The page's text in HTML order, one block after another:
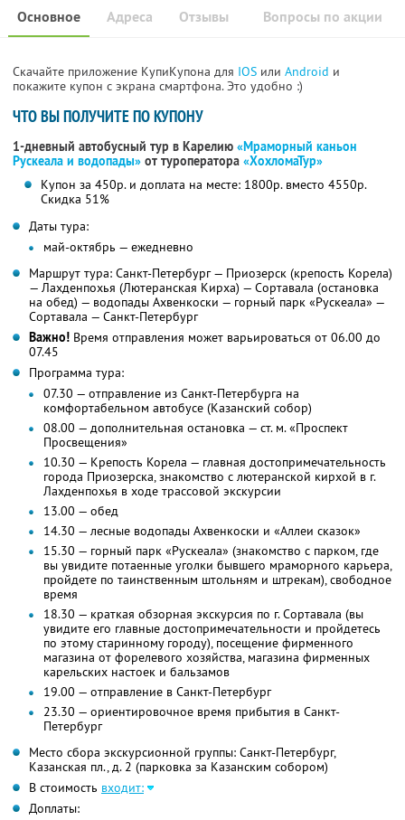
Основное Отзывы Вопросы по акции
Адреса
Скачайте приложение КупиКупона для IOS или Android и
покажите купон с экрана смартфона. Это удобно :)
ЧТО ВЫ ПОЛУЧИТЕ ПО КУПОНУ
1-дневный автобусный тур в Карелию «Мраморный каньон
Рускеала и водопады» от туроператора «ХохломаТур»
Купон за 450р. и доплата на месте: 1800р. вместо 4550р.
Скидка 51%
Даты тура:
май-октябрь — ежедневно
Маршрут тура: Санкт-Петербург — Приозерск (крепость Корела)
— Лахденпохья (Лютеранская Кирха) — Сортавала (остановка
на обед) — водопады Ахвенкоски — горный парк «Рускеала» —
Сортавала — Санкт-Петербург
Важно! Время отправления может варьироваться от 06.00 до
07.45
Программа тура:
07.30 — отправление из Санкт-Петербурга на
комфортабельном автобусе (Казанский собор)
08.00 — дополнительная остановка — ст. м. «Проспект
Просвещения»
10.30 — Крепость Корела — главная достопримечательность
города Приозерска, знакомство с лютеранской кирхой в г.
Лахденпохья в ходе трассовой экскурсии
13.00 — обед
14.30 — лесные водопады Ахвенкоски и «Аллеи сказок»
15.30 — горный парк «Рускеала» (знакомство с парком, где
вы увидите потаенные уголки бывшего мраморного карьера,
пройдете по таинственным штольням и штрекам), свободное
время
18.30 — краткая обзорная экскурсия по г. Сортавала (вы
увидите его главные достопримечательности и пройдетесь
по этому старинному городу), посещение фирменного
магазина от форелевого хозяйства, магазина фирменных
карельских настоек и бальзамов
19.00 — отправление в Санкт-Петербург
23.30 — ориентировочное время прибытия в Санкт-
Петербург
Место сбора экскурсионной группы: Санкт-Петербург,
Казанская пл., д. 2 (парковка за Казанским собором)
В стоимость входит:
Доплаты: